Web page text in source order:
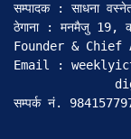
सम्पादक : साधना
ठेगाना : मनमैजु 19,
Founder & Chief
Email :
सम्पर्क नं.